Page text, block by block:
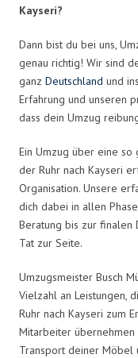
Kayseri?
Dann bist du bei uns,
genau richtig! Wir sind
ganz Deutschland und
Erfahrung und unseren
dass dein Umzug
Ein Umzug über eine
der Ruhr nach Kayseri
Organisation. Unsere
dich dabei in allen
Beratung bis zur finalen
Tat zur Seite.
Umzugsmeister Busch
Vielzahl an Leistungen,
Ruhr nach Kayseri zum
Mitarbeiter übernehmen
Transport deiner Möbel